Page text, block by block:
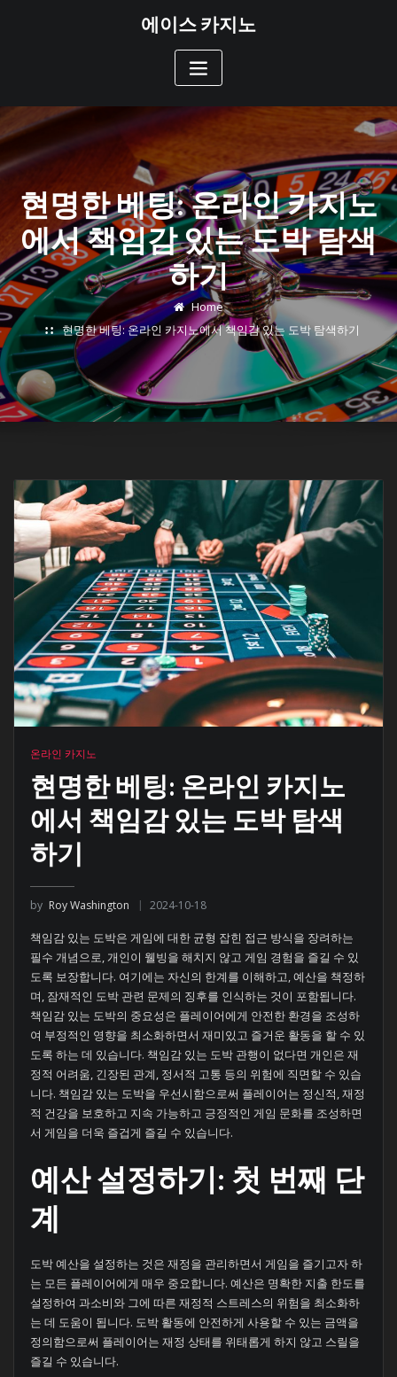
에이스 카지노
현명한 베팅: 온라인 카지노
에서 책임감 있는 도박 탐색
하기
Home
현명한 베팅: 온라인 카지노에서 책임감 있는 도박 탐색하기
온라인 카지노
현명한 베팅: 온라인 카지노
에서 책임감 있는 도박 탐색
하기
by Roy Washington 2024-10-18
책임감 있는 도박은 게임에 대한 균형 잡힌 접근 방식을 장려하는
필수 개념으로, 개인이 웰빙을 해치지 않고 게임 경험을 즐길 수 있
도록 보장합니다. 여기에는 자신의 한계를 이해하고, 예산을 책정하
며, 잠재적인 도박 관련 문제의 징후를 인식하는 것이 포함됩니다.
책임감 있는 도박의 중요성은 플레이어에게 안전한 환경을 조성하
여 부정적인 영향을 최소화하면서 재미있고 즐거운 활동을 할 수 있
도록 하는 데 있습니다. 책임감 있는 도박 관행이 없다면 개인은 재
정적 어려움, 긴장된 관계, 정서적 고통 등의 위험에 직면할 수 있습
니다. 책임감 있는 도박을 우선시함으로써 플레이어는 정신적, 재정
적 건강을 보호하고 지속 가능하고 긍정적인 게임 문화를 조성하면
서 게임을 더욱 즐겁게 즐길 수 있습니다.
예산 설정하기: 첫 번째 단
계
도박 예산을 설정하는 것은 재정을 관리하면서 게임을 즐기고자 하
는 모든 플레이어에게 매우 중요합니다. 예산은 명확한 지출 한도를
설정하여 과소비와 그에 따른 재정적 스트레스의 위험을 최소화하
는 데 도움이 됩니다. 도박 활동에 안전하게 사용할 수 있는 금액을
정의함으로써 플레이어는 재정 상태를 위태롭게 하지 않고 스릴을
즐길 수 있습니다.